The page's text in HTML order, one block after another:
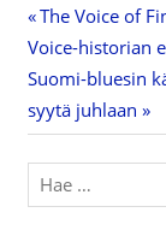
selaus
Previous
Post:
The Voice of
Voice-historian
Next
Post:
Suomi-bluesin
syytä juhlaan